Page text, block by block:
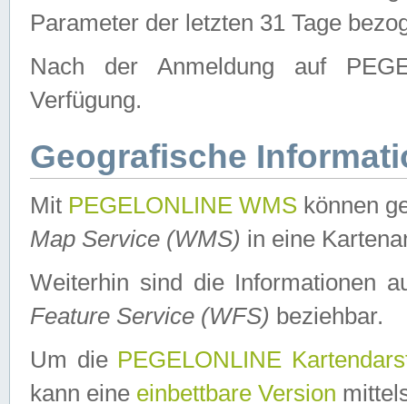
Parameter der letzten 31 Tage
Nach der Anmeldung auf
Verfügung.
Geografische
Mit PEGELONLINE WMS können
Map Service (WMS) in eine
Weiterhin sind die Informationen
Feature Service (WFS) beziehbar.
Um die PEGELONLINE
kann eine einbettbare Version